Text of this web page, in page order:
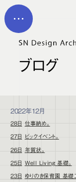
メイン コンテンツにスキ
MEN
ブログ
2022年12月
28日 仕事納め。
27日 ビックイベント。
26日 年賀状。
25日 Well Living 基礎。
23日 ゆりのき保育園 基礎